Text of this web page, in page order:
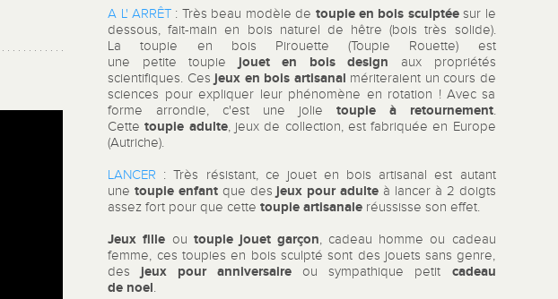
A L' ARRÊT : Très beau modèle de toupie en bois sculptéesur le
dessous, fait-main en bois naturel de hêtre (bois très solide).
La toupie en bois Pirouette (Toupie Rouette) est
une petite toupie jouet en bois design aux propriétés
scientifiques. Ces jeux en bois artisanal mériteraient un cours de
sciences pour expliquer leur phénomène en rotation ! Avec sa
forme arrondie, c'est une jolie toupie à retournement.
Cettetoupie adulte, jeux de collection, est fabriquée en Europe
(Autriche).
LANCER : Très résistant, ce jouet en bois artisanal est autant
unetoupie enfantque des jeux pour adulte à lancer à 2 doigts
assez fort pour que cettetoupie artisanale réussisse son effet.
Jeux fille ou toupie jouet garçon, cadeau homme ou cadeau
femme, ces toupies en bois sculpté sont des jouets sans genre,
des
jeux pour anniversaireou sympathique petit cadeau
de noel.